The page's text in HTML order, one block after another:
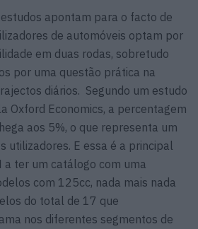
apontam para o facto de
de automóveis optam por
em duas rodas, sobretudo
por uma questão prática na
diários. Segundo um estudo
Oxford Economics, a percentagem
aos 5%, o que representa um
utilizadores. E essa é a principal
a ter um catálogo com uma
com 125cc, nada mais nada
do total de 17 que
nos diferentes segmentos de